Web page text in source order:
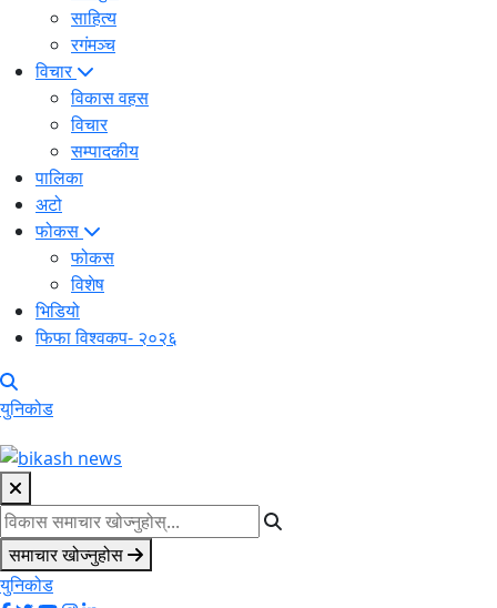
साहित्य
रगंमञ्च
विचार
विकास वहस
विचार
सम्पादकीय
पालिका
अटो
फोकस
फोकस
विशेष
भिडियो
फिफा विश्वकप- २०२६
युनिकोड
समाचार खोज्नुहोस
युनिकोड